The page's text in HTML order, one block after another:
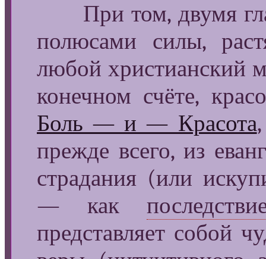
При том, двумя
полюсами силы,
любой христианский
конечном счёте,
Боль — и — Красота
прежде всего, из
страдания (или
— как
представляет собой